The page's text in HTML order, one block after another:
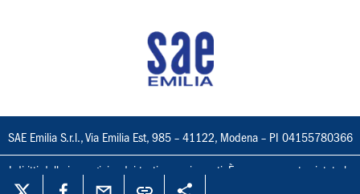
SAE Emilia S.r.l., Via Emilia Est, 985 – 41122, Modena – PI 04155780366
I diritti delle immagini e dei testi sono riservati. È espressamente vietata la
loro riproduzione con qualsiasi mezzo e l'adattamento totale o parziale.